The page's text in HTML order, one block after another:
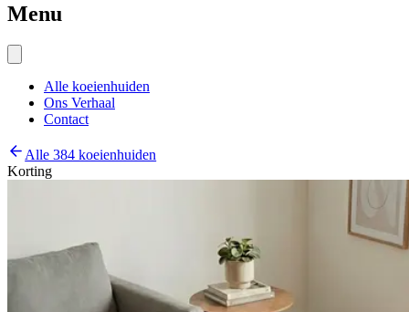
Menu
Alle koeienhuiden
Ons Verhaal
Contact
Alle 384 koeienhuiden
Korting